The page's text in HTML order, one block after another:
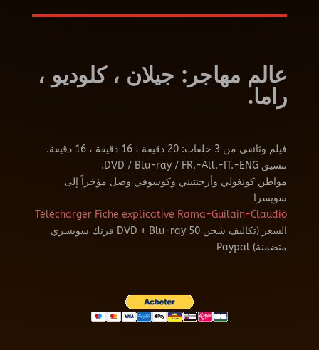
عالم مهاجر: جيلان ، كلوديو ،
راما.
فيلم وثائقي من 3 حلقات: 20 دقيقة ، 16 دقيقة ، 16 دقيقة.
تنسيق DVD / Blu-ray / FR.-All.-IT.-ENG.
مواطن كونغولي وأرجنتيني وكوسوفي وصل مؤخراً إلى
سويسرا
Télécharger Fiche explicative Rama-Guilain-Claudio
السعر (تكاليف شحن DVD + Blu-ray 50 فرنك سويسري
متضمنة) Paypal